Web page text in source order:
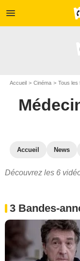
menu
Accueil Cinéma Tous les
Accueil News
Découvrez les 6
3 Bandes-